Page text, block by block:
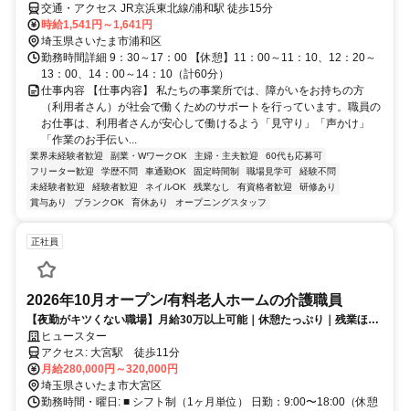
交通・アクセス JR京浜東北線/浦和駅 徒歩15分
時給1,541円～1,641円
埼玉県さいたま市浦和区
勤務時間詳細 9：30～17：00 【休憩】11：00～11：10、12：20～
13：00、14：00～14：10（計60分）
仕事内容 【仕事内容】 私たちの事業所では、障がいをお持ちの方
（利用者さん）が社会で働くためのサポートを行っています。職員の
お仕事は、利用者さんが安心して働けるよう「見守り」「声かけ」
「作業のお手伝い...
業界未経験者歓迎 副業・WワークOK 主婦・主夫歓迎
60代も応募可
フリーター歓迎
学歴不問 車通勤OK 固定時間制 職場見学可
経験不問
未経験者歓迎
経験者歓迎 ネイルOK 残業なし 有資格者歓迎
研修あり
賞与あり
ブランクOK 育休あり オープニングスタッフ
正社員
2026年10月オープン/有料老人ホームの介護職員
【夜勤がキツくない職場】月給30万以上可能｜休憩たっぷり｜残業ほぼ
なしヒュースター
アクセス: 大宮駅 徒歩11分
月給280,000円～320,000円
埼玉県さいたま市大宮区
勤務時間・曜日: ■ シフト制（1ヶ月単位） 日勤：9:00〜18:00（休憩